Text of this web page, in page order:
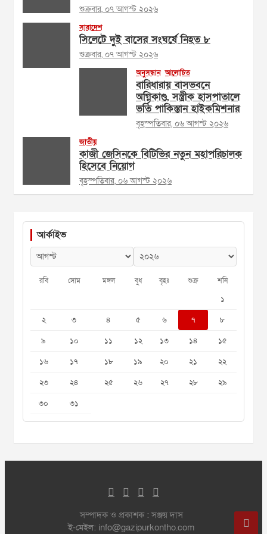
শুক্রবার, ০৭ আগস্ট ২০২৬
সারাদেশ
সিলেটে দুই বাসের সংঘর্ষে নিহত ৮
শুক্রবার, ০৭ আগস্ট ২০২৬
অনুসন্ধান আলোচিত
বারিধারায় বাসভবনে
অগ্নিকাণ্ড, সস্ত্রীক হাসপাতালে
ভর্তি পাকিস্তান হাইকমিশনার
বৃহস্পতিবার, ০৬ আগস্ট ২০২৬
জাতীয়
কাজী জেসিনকে বিটিভির নতুন মহাপরিচালক
হিসেবে নিয়োগ
বৃহস্পতিবার, ০৬ আগস্ট ২০২৬
আর্কাইভ
রবি সোম মঙ্গল বুধ বৃহঃ শুক্র শনি
১
২
৩ ৪ ৫ ৬ ৭
৮
৯
১০ ১১ ১২ ১৩ ১৪
১৫
১৬
১৭ ১৮ ১৯ ২০ ২১
২২
২৩
২৪ ২৫ ২৬ ২৭ ২৮
২৯
৩০
৩১
সম্পাদক ও প্রকাশক : সঞ্জয় দাস
ই-মেইল: info@gazipurkontho.com